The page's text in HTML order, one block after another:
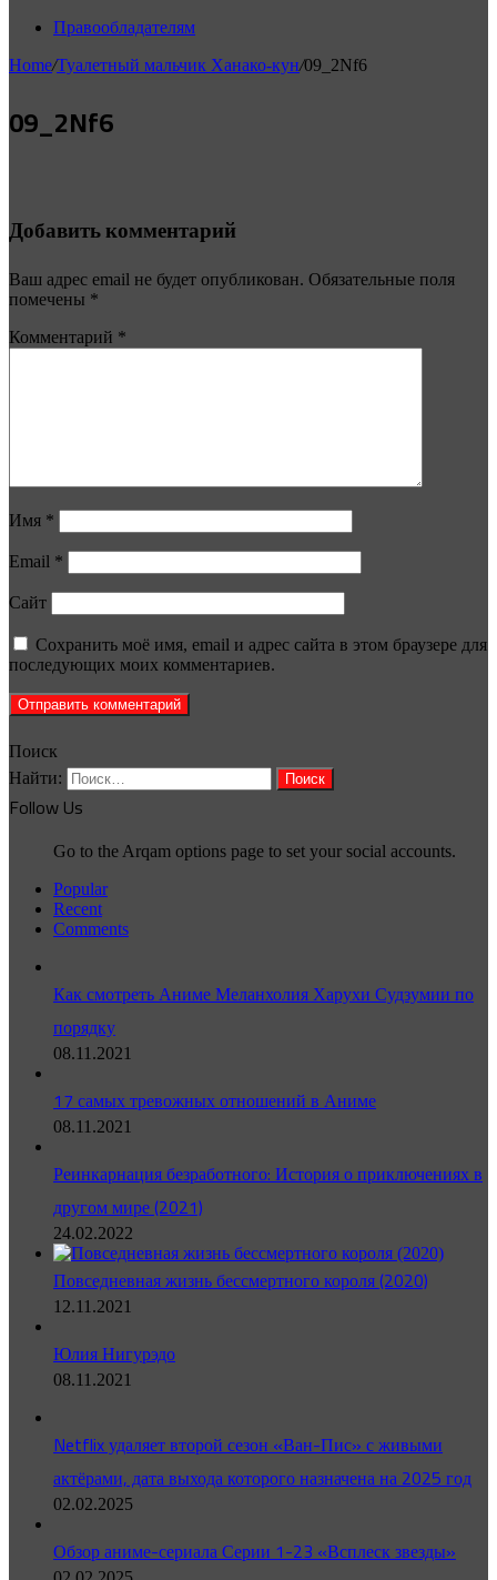
Правообладателям
Home/Туалетный мальчик Ханако-кун/09_2Nf6
09_2Nf6
Добавить комментарий
Ваш адрес email не будет опубликован. Обязательные поля
помечены *
Комментарий *
Имя *
Email *
Сайт
Сохранить моё имя, email и адрес сайта в этом браузере для
последующих моих комментариев.
Поиск
Найти:
Follow Us
Go to the Arqam options page to set your social accounts.
Popular
Recent
Comments
Как смотреть Аниме Меланхолия Харухи Судзумии по
порядку
08.11.2021
17 самых тревожных отношений в Аниме
08.11.2021
Реинкарнация безработного: История о приключениях в
другом мире (2021)
24.02.2022
Повседневная жизнь бессмертного короля (2020)
12.11.2021
Юлия Нигурэдо
08.11.2021
Netflix удаляет второй сезон «Ван-Пис» с живыми
актёрами, дата выхода которого назначена на 2025 год
02.02.2025
Обзор аниме-сериала Серии 1-23 «Всплеск звезды»